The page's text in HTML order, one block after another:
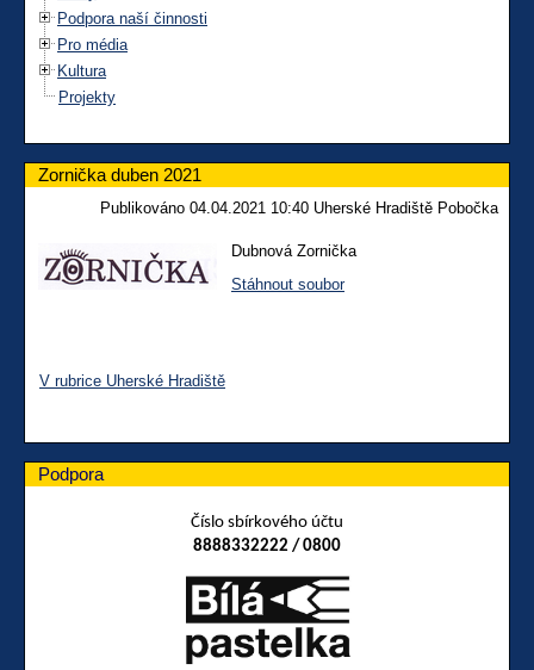
Podpora naší činnosti
Pro média
Kultura
Projekty
Zornička duben 2021
Publikováno 04.04.2021 10:40 Uherské Hradiště Pobočka
Dubnová Zornička
Stáhnout soubor
V rubrice Uherské Hradiště
Podpora
Číslo sbírkového účtu
8888332222 / 0800